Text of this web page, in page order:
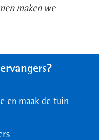
maken we
en maak de tuin